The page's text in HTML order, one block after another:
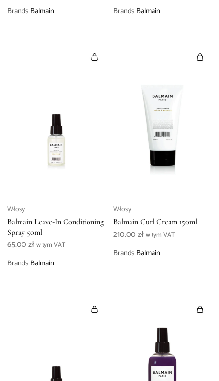
Brands Balmain Brands Balmain
Włosy
Balmain Leave-In Conditioning
Spray 50ml
65.00złw tym VAT
Brands Balmain
Włosy
Balmain Curl Cream 150ml
210.00zł w tym VAT
Brands Balmain